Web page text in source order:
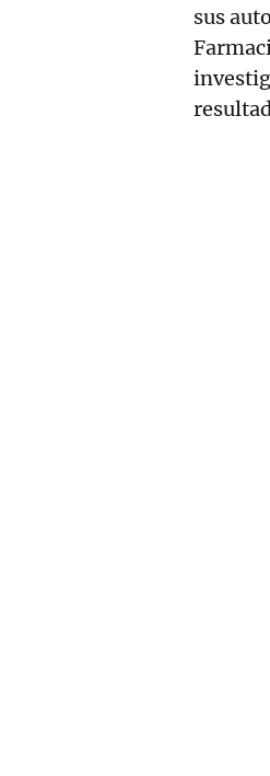
sus